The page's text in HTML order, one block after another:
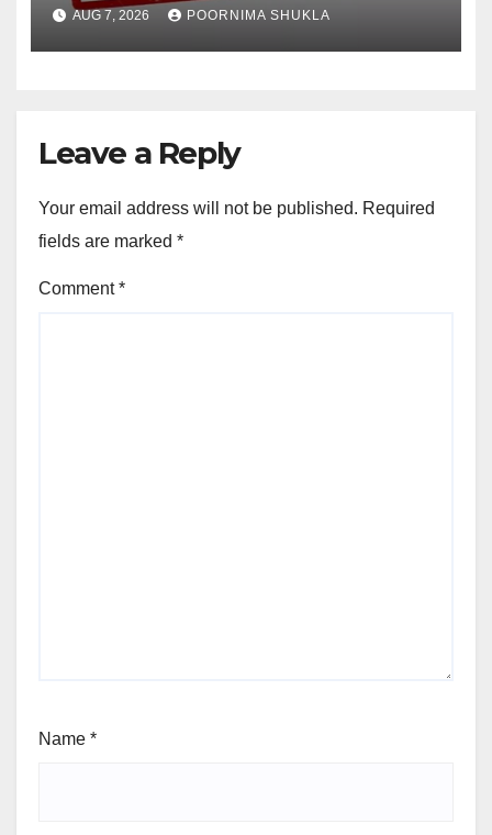
AUG 7, 2026 POORNIMA SHUKLA
Leave a Reply
Your email address will not be published. Required
fields are marked *
Comment*
Name *